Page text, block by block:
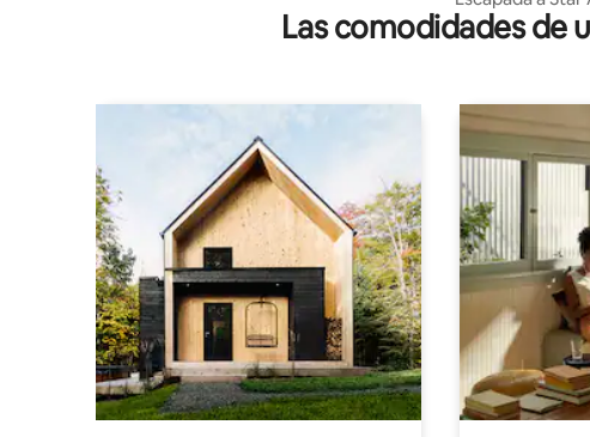
infantil
Las comodidades de